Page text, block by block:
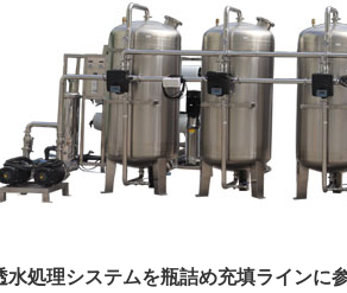
水処理システムを瓶詰め充填ラインに